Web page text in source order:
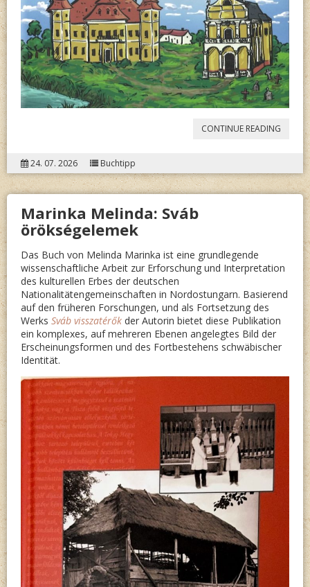
CONTINUE READING
BILDER-
VON
1945”
24. 07. 2026 Buchtipp
Marinka Melinda: Sváb
örökségelemek
Das Buch von Melinda Marinka ist eine grundlegende
wissenschaftliche Arbeit zur Erforschung und Interpretation
des kulturellen Erbes der deutschen
Nationalitätengemeinschaften in Nordostungarn. Basierend
auf den früheren Forschungen, und als Fortsetzung des
Werks Sváb visszatérők der Autorin bietet diese Publikation
ein komplexes, auf mehreren Ebenen angelegtes Bild der
Erscheinungsformen und des Fortbestehens schwäbischer
Identität.